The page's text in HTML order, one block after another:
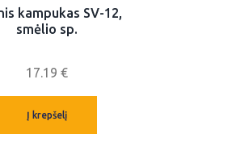
kampukas SV-12,
smėlio sp.
17.19 €
Į krepšelį